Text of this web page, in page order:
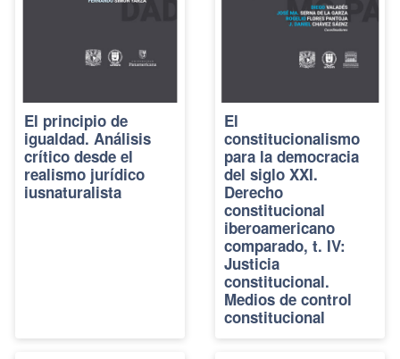
El principio de
igualdad. Análisis
crítico desde el
realismo jurídico
iusnaturalista
El
constitucionalismo
para la democracia
del siglo XXI.
Derecho
constitucional
iberoamericano
comparado, t. IV:
Justicia
constitucional.
Medios de control
constitucional